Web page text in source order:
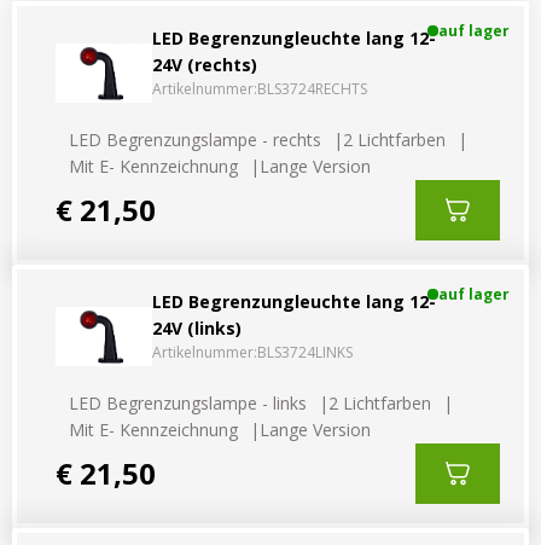
LED Beleuchtungssets
Sonstiges
Kostenlose Lichtplanung
FAQs – Häufig gestellte Fragen
Über uns
info@agrarled.de
+49(0)1520 5391500
LED Beleuchtungssets
Sonstiges
Kostenlose Lichtplanung
LED Begrenzungleuchte lang 12-
24V (rechts)
Artikelnummer:BLS3724RECHTS
auf lager
LED Begrenzungslampe - rechts
2 Lichtfarben
Mit E- Kennzeichnung
Lange Version
€ 21,50
LED Begrenzungleuchte lang 12-
24V (links)
Artikelnummer:BLS3724LINKS
auf lager
LED Begrenzungslampe - links
2 Lichtfarben
Mit E- Kennzeichnung
Lange Version
€ 21,50